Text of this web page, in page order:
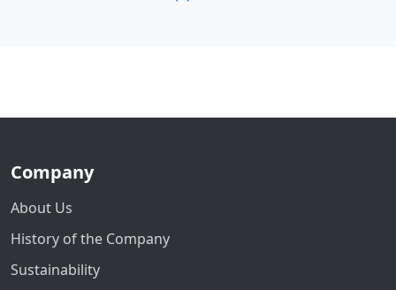
Company
About Us
History of the Company
Sustainability